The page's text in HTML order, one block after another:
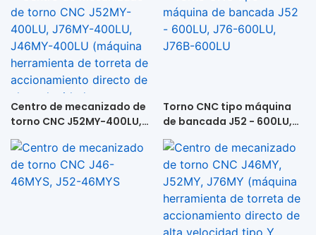
Centro de mecanizado de
torno CNC J52MY-400LU,
J76MY-400LU, J46MY-
400LU (máquina
herramienta de torreta de
accionamiento directo de
Torno CNC tipo máquina
de bancada J52 - 600LU,
J76-600LU, J76B-600LU